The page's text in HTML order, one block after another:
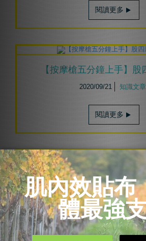
閱讀更多
【按摩槍五分鐘上手】股
2020/09/21 知識文章
閱讀更多
按摩槍大補帖-4個推薦影片
的按摩槍操作
2020/08/31 知識文章
閱讀更多